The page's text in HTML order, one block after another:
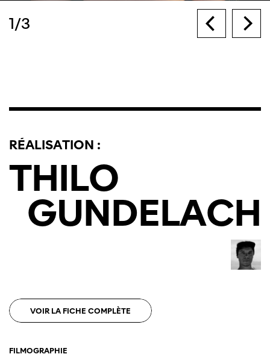
1/3
RÉALISATION :
THILO
GUNDELACH
VOIR LA FICHE COMPLÈTE
FILMOGRAPHIE